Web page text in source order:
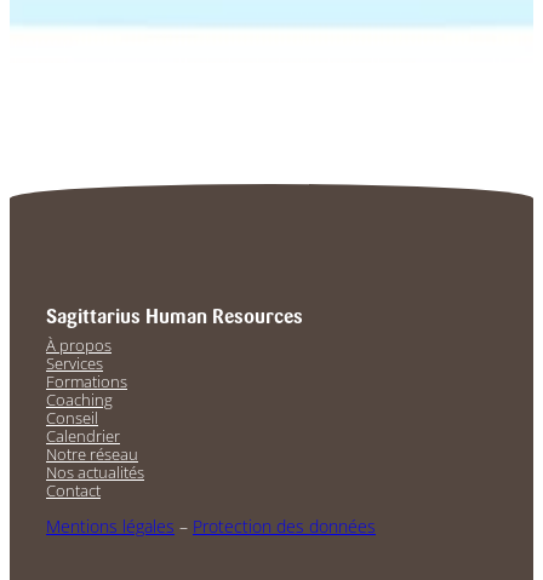
Sagittarius Human Resources
À propos
Services
Formations
Coaching
Conseil
Calendrier
Notre réseau
Nos actualités
Contact
Mentions légales – Protection des données